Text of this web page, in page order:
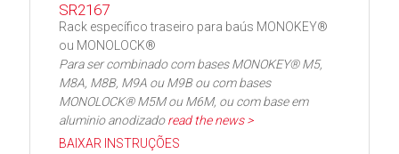
SR2167
Rack específico traseiro para baús MONOKEY®
ou MONOLOCK®
Para ser combinado com bases MONOKEY® M5,
M8A, M8B, M9A ou M9B ou com bases
MONOLOCK® M5M ou M6M, ou com base em
aluminio anodizadoread the news >
BAIXAR INSTRUÇÕES